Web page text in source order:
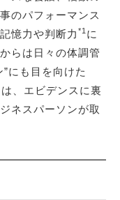
のパフォーマンス
憶力や判断力 *1 に
らは日々の体調管
にも目を向けた
、エビデンスに裏
ネスパーソンが取